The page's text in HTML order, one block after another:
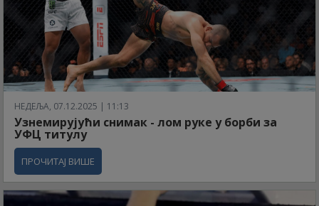
НЕДЕЉА, 07.12.2025 | 11:13
Узнемирујући снимак - лом руке у борби за
УФЦ титулу
ПРОЧИТАЈ ВИШЕ